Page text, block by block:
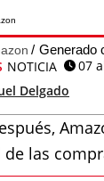
Generado
NOTICIA
07
Delgado
de las